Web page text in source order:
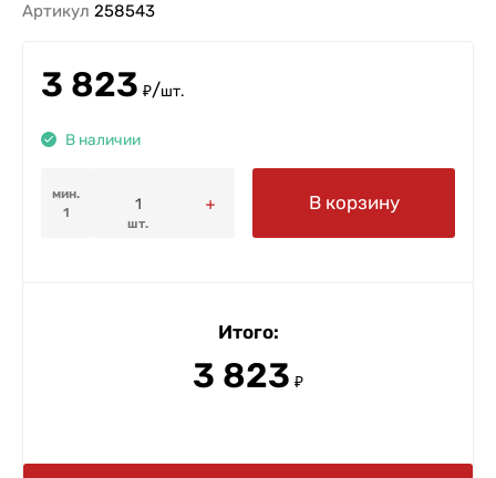
Артикул 258543
3 823 ₽/шт.
В наличии
мин.
1
шт.
В корзину
Итого:
3 823 ₽